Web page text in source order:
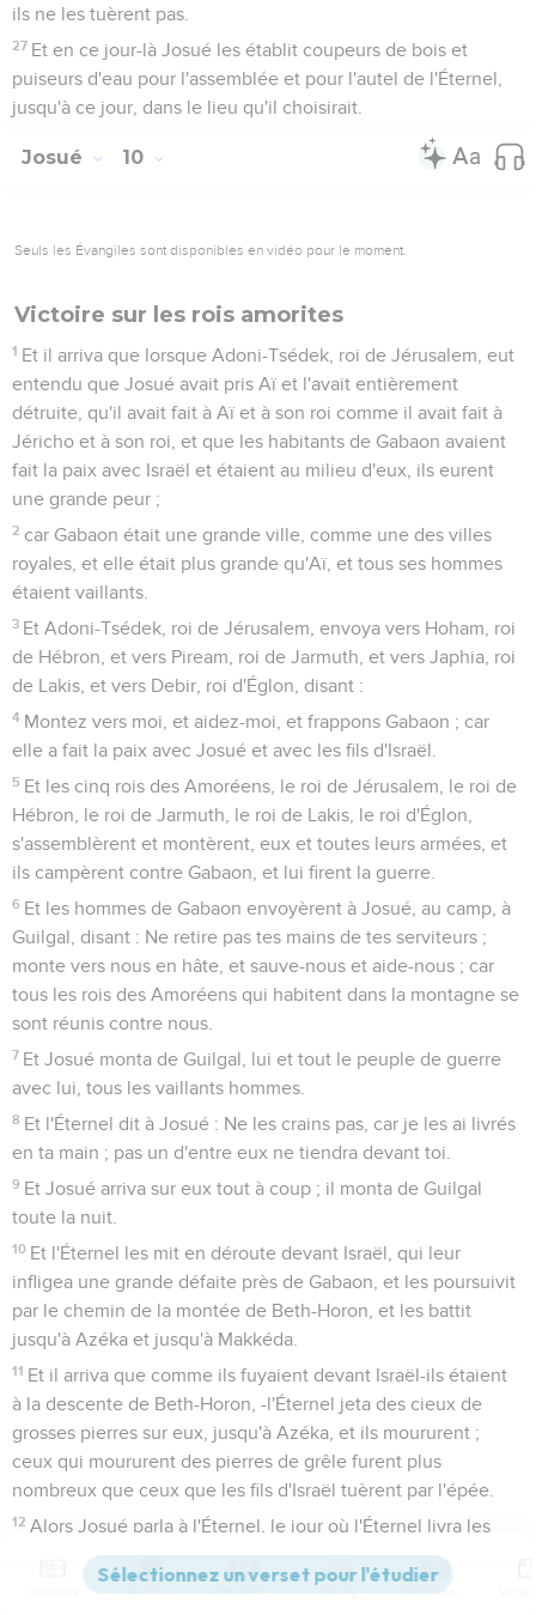
ils ne les tuèrent pas.
27 Et en ce jour-là Josué les établit coupeurs de bois et
puiseurs d'eau pour l'assemblée et pour l'autel de l'Éternel,
jusqu'à ce jour, dans le lieu qu'il choisirait.
Josué 10
Seuls les Évangiles sont disponibles en vidéo pour le moment.
Victoire sur les rois amorites
1 Et il arriva que lorsque Adoni-Tsédek, roi de Jérusalem, eut
entendu que Josué avait pris Aï et l'avait entièrement
détruite, qu'il avait fait à Aï et à son roi comme il avait fait à
Jéricho et à son roi, et que les habitants de Gabaon avaient
fait la paix avec Israël et étaient au milieu d'eux, ils eurent
une grande peur ;
2 car Gabaon était une grande ville, comme une des villes
royales, et elle était plus grande qu'Aï, et tous ses hommes
étaient vaillants.
3 Et Adoni-Tsédek, roi de Jérusalem, envoya vers Hoham, roi
de Hébron, et vers Piream, roi de Jarmuth, et vers Japhia, roi
de Lakis, et vers Debir, roi d'Églon, disant :
4 Montez vers moi, et aidez-moi, et frappons Gabaon ; car
elle a fait la paix avec Josué et avec les fils d'Israël.
5 Et les cinq rois des Amoréens, le roi de Jérusalem, le roi de
Hébron, le roi de Jarmuth, le roi de Lakis, le roi d'Églon,
s'assemblèrent et montèrent, eux et toutes leurs armées, et
ils campèrent contre Gabaon, et lui firent la guerre.
6 Et les hommes de Gabaon envoyèrent à Josué, au camp, à
Guilgal, disant : Ne retire pas tes mains de tes serviteurs ;
monte vers nous en hâte, et sauve-nous et aide-nous ; car
tous les rois des Amoréens qui habitent dans la montagne se
sont réunis contre nous.
7 Et Josué monta de Guilgal, lui et tout le peuple de guerre
avec lui, tous les vaillants hommes.
8 Et l'Éternel dit à Josué : Ne les crains pas, car je les ai livrés
en ta main ; pas un d'entre eux ne tiendra devant toi.
9 Et Josué arriva sur eux tout à coup ; il monta de Guilgal
toute la nuit.
10 Et l'Éternel les mit en déroute devant Israël, qui leur
infligea une grande défaite près de Gabaon, et les poursuivit
par le chemin de la montée de Beth-Horon, et les battit
jusqu'à Azéka et jusqu'à Makkéda.
11 Et il arriva que comme ils fuyaient devant Israël-ils étaient
à la descente de Beth-Horon, -l'Éternel jeta des cieux de
grosses pierres sur eux, jusqu'à Azéka, et ils moururent ;
ceux qui moururent des pierres de grêle furent plus
nombreux que ceux que les fils d'Israël tuèrent par l'épée.
12 Alors Josué parla à l'Éternel, le jour où l'Éternel livra les
Amoréens entre les mains des fils d'Israël ; et il dit en
présence d'Israël : Soleil, arrête-toi sur Gabaon ; et toi, lune,
Versions Commentaires Strong